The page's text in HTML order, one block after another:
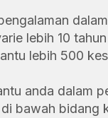
lebih 10
lebih 500 kes
anda dalam
bawah bidang